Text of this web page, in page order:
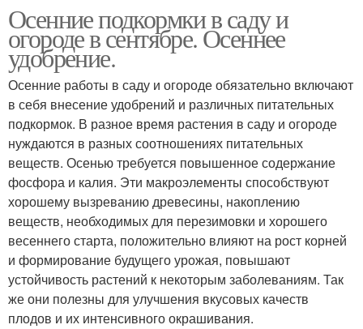
Осенние подкормки в саду и
огороде в сентябре. Осеннее
удобрение.
Осенние работы в саду и огороде обязательно включают
в себя внесение удобрений и различных питательных
подкормок. В разное время растения в саду и огороде
нуждаются в разных соотношениях питательных
веществ. Осенью требуется повышенное содержание
фосфора и калия. Эти макроэлементы способствуют
хорошему вызреванию древесины, накоплению
веществ, необходимых для перезимовки и хорошего
весеннего старта, положительно влияют на рост корней
и формирование будущего урожая, повышают
устойчивость растений к некоторым заболеваниям. Так
же они полезны для улучшения вкусовых качеств
плодов и их интенсивного окрашивания.